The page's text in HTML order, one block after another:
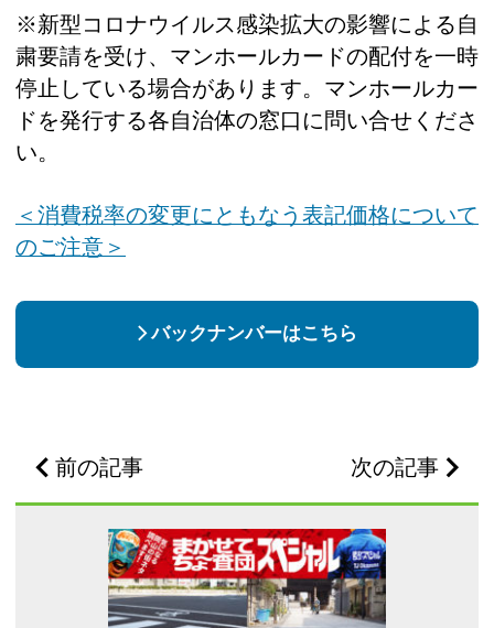
※新型コロナウイルス感染拡大の影響による自
粛要請を受け、マンホールカードの配付を一時
停止している場合があります。マンホールカー
ドを発行する各自治体の窓口に問い合せくださ
い。
＜消費税率の変更にともなう表記価格について
のご注意＞
バックナンバーはこちら
前の記事 次の記事